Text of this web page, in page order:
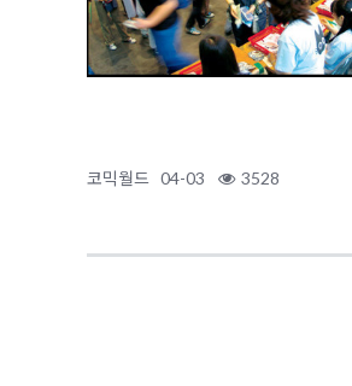
코믹월드 04-03 3528